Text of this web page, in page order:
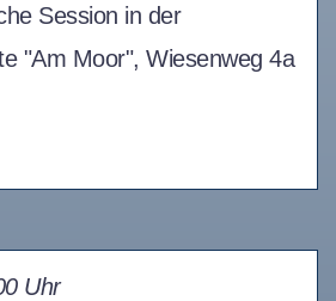
Session in der
"Am Moor", Wiesenweg 4a
Uhr